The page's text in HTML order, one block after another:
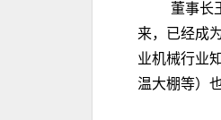
董事长
来，已经成
业机械行业
温大棚等）